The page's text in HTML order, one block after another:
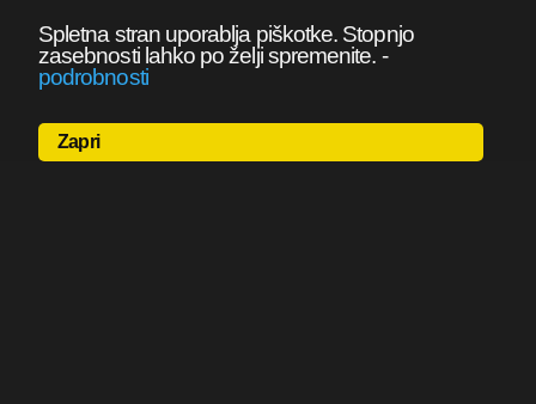
Spletna stran uporablja piškotke. Stopnjo
zasebnosti lahko po želji spremenite. -
podrobnosti
Zapri